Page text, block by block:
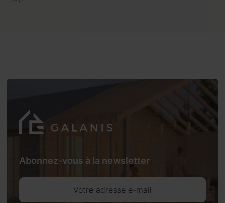
Abonnez-vous à la newsletter
Votre adresse e-mail